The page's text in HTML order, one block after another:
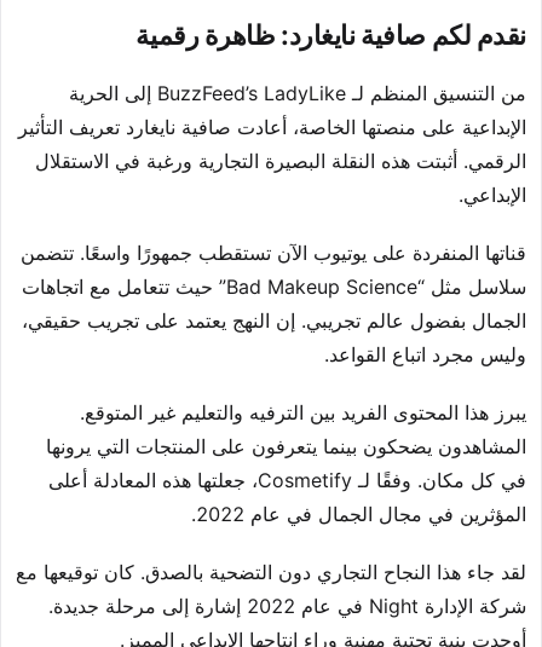
نقدم لكم صافية نايغارد: ظاهرة رقمية
من التنسيق المنظم لـ BuzzFeed’s LadyLike إلى الحرية
الإبداعية على منصتها الخاصة، أعادت صافية نايغارد تعريف التأثير
الرقمي. أثبتت هذه النقلة البصيرة التجارية ورغبة في الاستقلال
الإبداعي.
قناتها المنفردة على يوتيوب الآن تستقطب جمهورًا واسعًا. تتضمن
سلاسل مثل “Bad Makeup Science” حيث تتعامل مع اتجاهات
الجمال بفضول عالم تجريبي. إن النهج يعتمد على تجريب حقيقي،
وليس مجرد اتباع القواعد.
يبرز هذا المحتوى الفريد بين الترفيه والتعليم غير المتوقع.
المشاهدون يضحكون بينما يتعرفون على المنتجات التي يرونها
في كل مكان. وفقًا لـ Cosmetify، جعلتها هذه المعادلة أعلى
المؤثرين في مجال الجمال في عام 2022.
لقد جاء هذا النجاح التجاري دون التضحية بالصدق. كان توقيعها مع
شركة الإدارة Night في عام 2022 إشارة إلى مرحلة جديدة.
أوجدت بنية تحتية مهنية وراء إنتاجها الإبداعي المميز.